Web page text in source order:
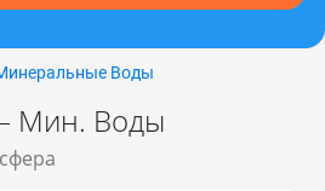
Воды
Мин. Воды